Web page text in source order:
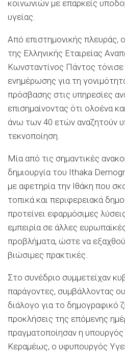
κοινωνιών με επαρκείς
υγείας.
Από επιστημονικής πλευράς,
της Ελληνικής Εταιρείας
Κωνσταντίνος Πάντος
ενημέρωσης για τη
πρόσβασης στις υπηρεσίες
επισημαίνοντας ότι ολοένα
άνω των 40 ετών αναζητούν
τεκνοποίηση.
Μία από τις σημαντικές
δημιουργία του Ιthaka
με αφετηρία την Ιθάκη που
τοπικά και περιφερειακά
προτείνει εφαρμόσιμες
εμπειρία σε άλλες
προβλήματα, ώστε να
βιώσιμες πρακτικές.
Στο συνέδριο συμμετείχαν
παράγοντες, συμβάλλοντας
διάλογο για το δημογραφικό
προκλήσεις της επόμενης
πραγματοποίησαν η υπουργός
Κεραμέως, ο υφυπουργός